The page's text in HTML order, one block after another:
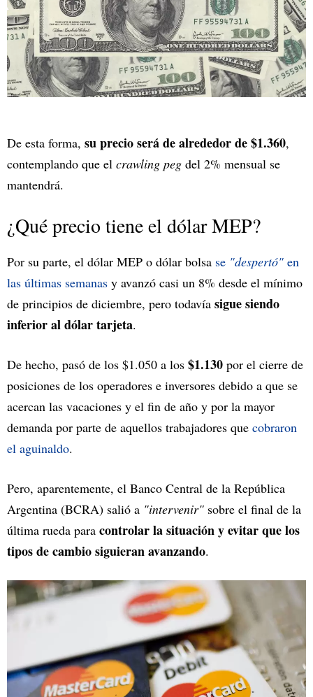
De esta forma, su precio será de alrededor de $1.360,
contemplando que el crawling peg del 2% mensual se
mantendrá.
¿Qué precio tiene el dólar MEP?
Por su parte, el dólar MEP o dólar bolsa se "despertó" en
las últimas semanas y avanzó casi un 8% desde el mínimo
de principios de diciembre, pero todavía sigue siendo
inferior al dólar tarjeta.
De hecho, pasó de los $1.050 a los $1.130 por el cierre de
posiciones de los operadores e inversores debido a que se
acercan las vacaciones y el fin de año y por la mayor
demanda por parte de aquellos trabajadores que cobraron
el aguinaldo.
Pero, aparentemente, el Banco Central de la República
Argentina (BCRA) salió a "intervenir" sobre el final de la
última rueda para controlar la situación y evitar que los
tipos de cambio siguieran avanzando.